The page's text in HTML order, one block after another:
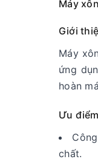
Máy
Giới
Máy
ứng
hoàn
Ưu
chất.